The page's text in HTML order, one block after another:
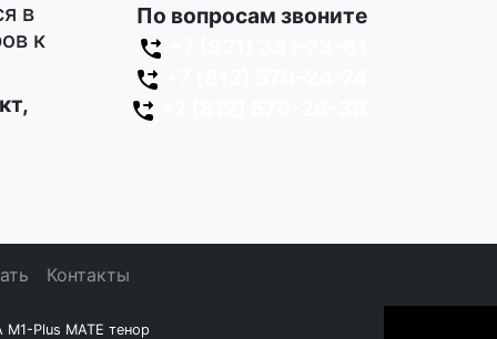
в
к
По вопросам звоните
Контакты
M1-Plus MATE тенор